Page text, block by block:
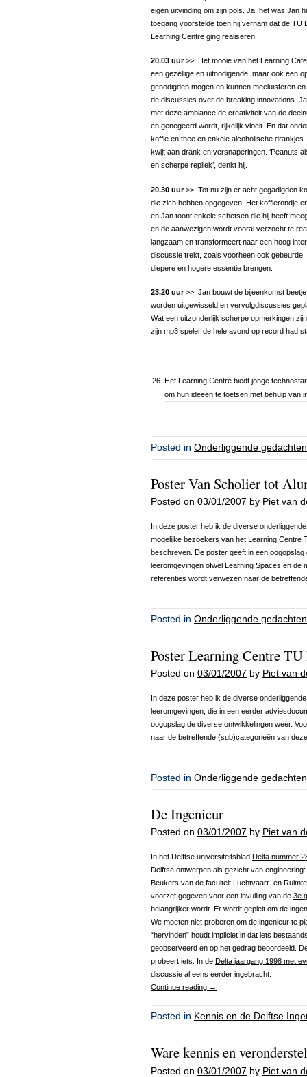
eigen uitvinding om zijn pols. Ja, het was Jan
toegang voorstelde toen hij vernam dat de TU
Learning Centre ging realiseren.
20.03 uur>> Het mooie van het Learning
een gezellige en uitnodigende, maar ook een
genodigden mogen en kunnen meeluisteren
de discussies over de breaking innovations.
met deze ambiance de creativiteit van de
en genegeerd wordt, rijkelijk vloeit. En dat
koffie en thee en enkele alcoholische
kwijt aan drank en versnaperingen. ‘Peanuts
en scherpe repliek’, denkt hij.
20.30 uur>> Tot nu zijn er acht gegadigden
die zich hebben opgegeven. Het koffierondje
en Jan toont enkele schetsen die hij heeft
en de aanwezigen wordt vooral verzocht te
langzaam en transformeert naar een hoog
discussie trekt, zoals voorheen ook
diepere en hogere essentie brengen.
23.20 uur>> Jan bouwt de bijeenkomst
worden uitgewisseld en vervolgdiscussies
Wat een uitzonderlijk scherpe opmerkingen
zijn mp3 speler de hele avond op record had
Het Learning Centre biedt jonge
om hun ideeën te toetsen met behulp van
Posted in Onderliggende gedachten
Poster Van Scholier tot
Posted on 03/01/2007 by Piet van
In deze poster heb ik de diverse
mogelijke bezoekers van het Learning Centre
beschreven. De poster geeft in een
leeromgevingen ofwel Learning Spaces en de
referenties wordt verwezen naar de
Posted in Onderliggende gedachten
Poster Learning Centre
Posted on 03/01/2007 by Piet van
In deze poster heb ik de diverse
leeromgevingen, die in een eerder
oogopslag de diverse ontwikkelingen weer.
naar de betreffende (sub)categorieën van
Posted in Onderliggende gedachten
De Ingenieur
Posted on 03/01/2007 by Piet van
In het Delftse universiteitsblad Delta nummer
Delftse ontwerpen als gezicht van
Beukers van de faculteit Luchtvaart- en
voorzet gegeven voor een invulling van de 3e
belangrijker wordt. Er wordt gepleit om de
We moeten niet proberen om de ingenieur te
“hervinden” houdt impliciet in dat iets
geobserveerd en op het gedrag beoordeeld.
probeert iets. In de Delta jaargang 1998 met
discussie al eens eerder ingebracht.
Continue reading →
Posted in Kennis en de Delftse
Ware kennis en
Posted on 03/01/2007 by Piet van